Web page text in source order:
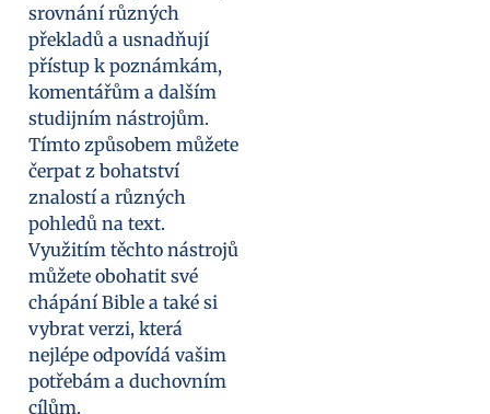
srovnání různých
překladů a usnadňují
přístup k poznámkám,
komentářům a dalším
studijním nástrojům.
Tímto způsobem můžete
čerpat z bohatství
znalostí a různých
pohledů na text.
Využitím těchto nástrojů
můžete obohatit své
chápání Bible a také si
vybrat verzi, která
nejlépe odpovídá vašim
potřebám a duchovním
cílům.